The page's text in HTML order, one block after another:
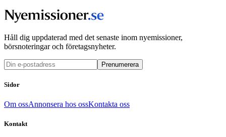
Håll dig uppdaterad med det senaste inom nyemissioner,
börsnoteringar och företagsnyheter.
Prenumerera
Sidor
Om ossAnnonsera hos ossKontakta oss
Kontakt